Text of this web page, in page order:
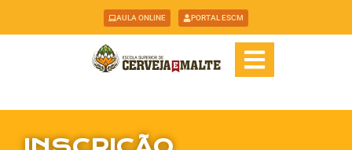
AULA ONLINE PORTAL ESCM